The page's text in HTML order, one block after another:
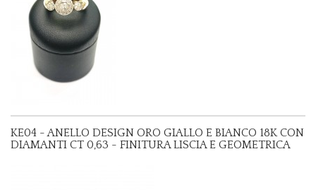
KE04 - ANELLO DESIGN ORO GIALLO E BIANCO 18K CON
DIAMANTI CT 0,63 - FINITURA LISCIA E GEOMETRICA